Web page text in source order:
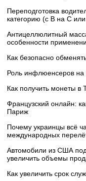
Переподготовка
категорию (с B на C
Антицеллюлитный
особенности
Как безопасно
Роль инфлюенсеров на
Как получить монеты в
Французский онлайн:
Париж
Почему украинцы всё
международных
Автомобили из США под
увеличить объемы
Как увеличить срок